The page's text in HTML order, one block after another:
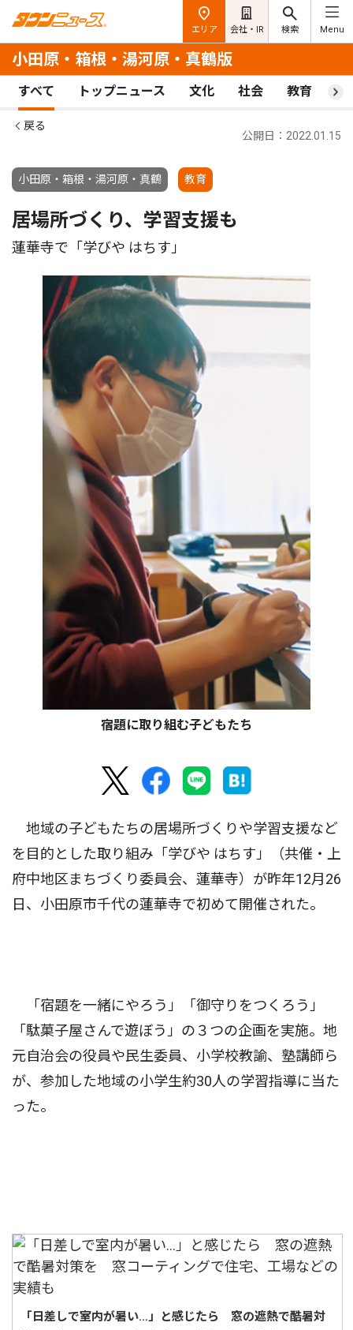
エリア 会社・IR 検索 Menu
小田原・箱根・湯河原・真鶴版
すべて トップニュース 文化 社会 教育 ス
戻る
小田原・箱根・湯河原・真鶴 教育
公開日：2022.01.15
居場所づくり、学習支援も
蓮華寺で「学びや はちす」
宿題に取り組む子どもたち
地域の子どもたちの居場所づくりや学習支援など
を目的とした取り組み「学びや はちす」（共催・上
府中地区まちづくり委員会、蓮華寺）が昨年12月26
日、小田原市千代の蓮華寺で初めて開催された。
「宿題を一緒にやろう」「御守りをつくろう」
「駄菓子屋さんで遊ぼう」の３つの企画を実施。地
元自治会の役員や民生委員、小学校教諭、塾講師ら
が、参加した地域の小学生約30人の学習指導に当た
った。
「日差しで室内が暑い…」と感じたら 窓の遮熱で酷暑対